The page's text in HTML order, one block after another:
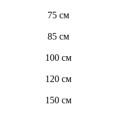
75 см
85 см
100 см
120 см
150 см